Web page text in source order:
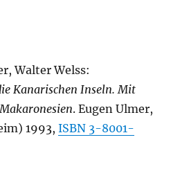
Walter Welss:
Kanarischen Inseln. Mit
. Eugen Ulmer,
1993,ISBN 3-8001-